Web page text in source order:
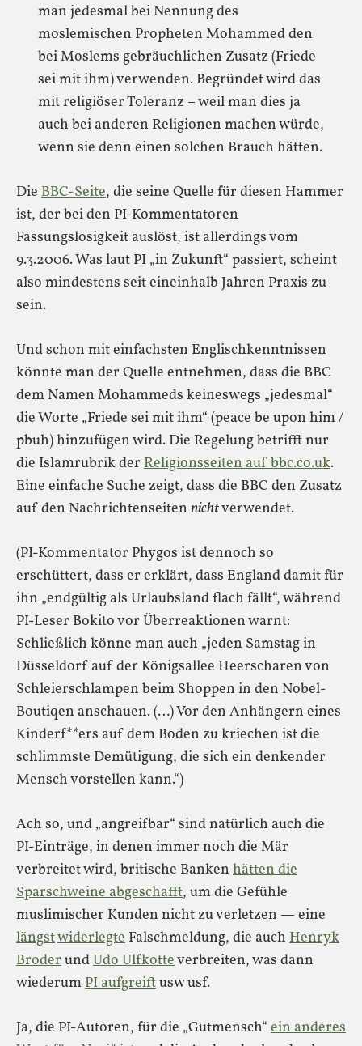
man jedesmal bei Nennung des
moslemischen Propheten Mohammed den
bei Moslems gebräuchlichen Zusatz (Friede
sei mit ihm) verwenden. Begründet wird das
mit religiöser Toleranz – weil man dies ja
auch bei anderen Religionen machen würde,
wenn sie denn einen solchen Brauch hätten.
Die BBC-Seite, die seine Quelle für diesen Hammer
ist, der bei den PI-Kommentatoren
Fassungslosigkeit auslöst, ist allerdings vom
9.3.2006. Was laut PI „in Zukunft“ passiert, scheint
also mindestens seit eineinhalb Jahren Praxis zu
sein.
Und schon mit einfachsten Englischkenntnissen
könnte man der Quelle entnehmen, dass die BBC
dem Namen Mohammeds keineswegs „jedesmal“
die Worte „Friede sei mit ihm“ (peace be upon him /
pbuh) hinzufügen wird. Die Regelung betrifft nur
die Islamrubrik der Religionsseiten auf bbc.co.uk.
Eine einfache Suche zeigt, dass die BBC den Zusatz
auf den Nachrichtenseiten nichtverwendet.
(PI-Kommentator Phygos ist dennoch so
erschüttert, dass er erklärt, dass England damit für
ihn „endgültig als Urlaubsland flach fällt“, während
PI-Leser Bokito vor Überreaktionen warnt:
Schließlich könne man auch „jeden Samstag in
Düsseldorf auf der Königsallee Heerscharen von
Schleierschlampen beim Shoppen in den Nobel-
Boutiqen anschauen. (…) Vor den Anhängern eines
Kinderf**ers auf dem Boden zu kriechen ist die
schlimmste Demütigung, die sich ein denkender
Mensch vorstellen kann.“)
Ach so, und „angreifbar“ sind natürlich auch die
PI-Einträge, in denen immer noch die Mär
verbreitet wird, britische Banken hätten die
Sparschweine abgeschafft, um die Gefühle
muslimischer Kunden nicht zu verletzen — eine
längstwiderlegte Falschmeldung, die auch Henryk
BroderundUdo Ulfkotteverbreiten, was dann
wiederumPI aufgreiftusw usf.
Ja, die PI-Autoren, für die „Gutmensch“ ein anderes